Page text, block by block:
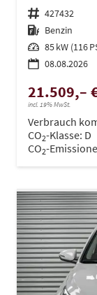
Fahrzeugnr. 427432
Kraftstoff Benzin
Leistung 85 kW (116
08.08.2026
21.509,–
incl. 19% MwSt.
Verbrauch
CO2-Klasse: D
CO2-